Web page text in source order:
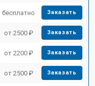
бесплатно Заказать
от 2500 ₽ Заказать
от 2200 ₽ Заказать
от 2500 ₽ Заказать